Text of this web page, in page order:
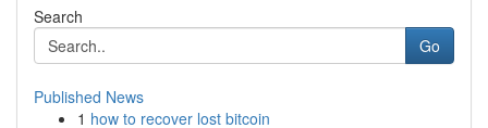
Search
Go
Published News
1 how to recover lost bitcoin